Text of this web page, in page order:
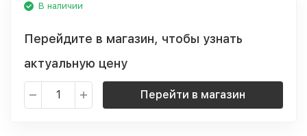
В наличии
Перейдите в магазин, чтобы узнать
актуальную цену
Перейти в магазин